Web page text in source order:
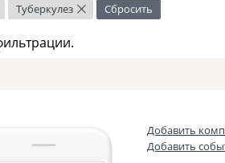
Туберкулез × Сбросить
Добавить
Добавить